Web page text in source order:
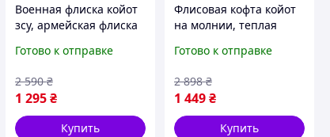
Военная флиска койот
зсу, армейская флиска
теплая тактическая
Готово к отправке
1 295 ₴
2 590 ₴
Купить
Флисовая кофта койот
на молнии, теплая
флиска койот зсу L
Готово к отправке
1 449₴
2 898 ₴
Купить